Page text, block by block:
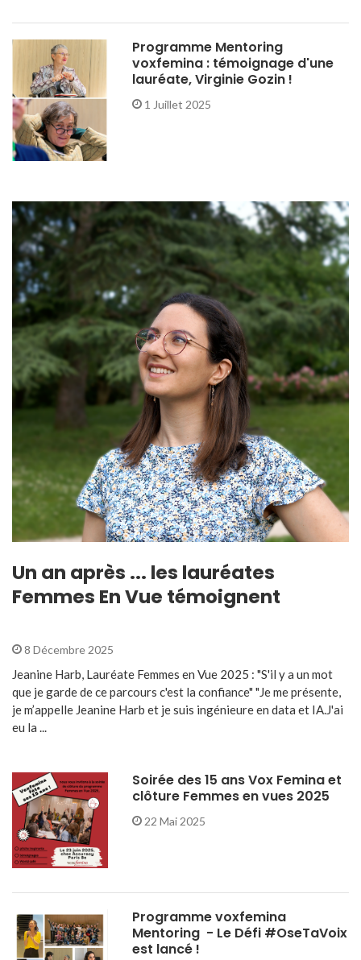
Programme Mentoring
voxfemina : témoignage d'une
lauréate, Virginie Gozin !
1 Juillet 2025
Un an après ... les lauréates
Femmes En Vue témoignent
8 Décembre 2025
Jeanine Harb, Lauréate Femmes en Vue 2025 : "S'il y a un mot
que je garde de ce parcours c'est la confiance" "Je me présente,
je m’appelle Jeanine Harb et je suis ingénieure en data et IA.J'ai
eu la ...
Soirée des 15 ans Vox Femina et
clôture Femmes en vues 2025
22 Mai 2025
Programme voxfemina
Mentoring - Le Défi #OseTaVoix
est lancé !